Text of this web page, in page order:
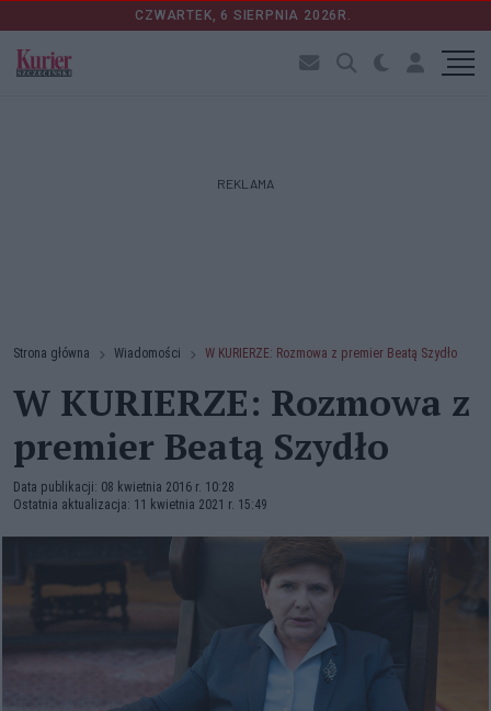
CZWARTEK, 6 SIERPNIA 2026R.
REKLAMA
Strona główna Wiadomości W KURIERZE: Rozmowa z premier Beatą Szydło
W KURIERZE: Rozmowa z
premier Beatą Szydło
Data publikacji: 08 kwietnia 2016 r. 10:28
Ostatnia aktualizacja: 11 kwietnia 2021 r. 15:49